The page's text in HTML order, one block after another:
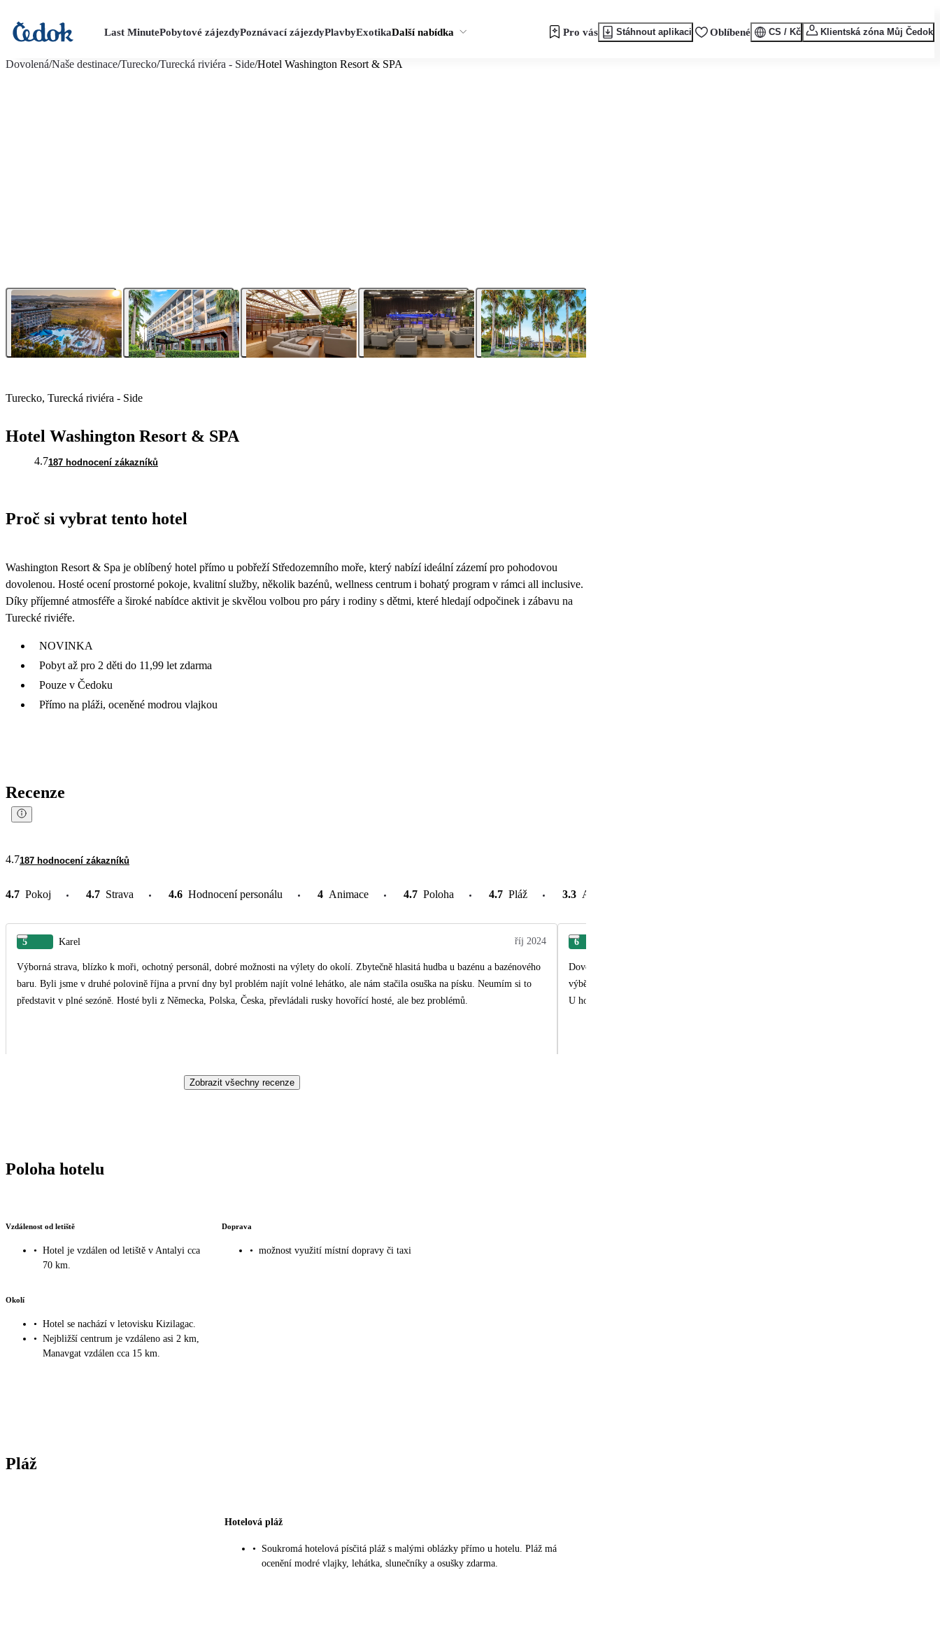
Last MinutePobytové zájezdyPoznávací zájezdyPlavbyExotikaDalší nabídka Pro vás Stáhnout aplikaci Oblíbené CS / Kč Klientská zóna Můj Čedok
Dovolená/Naše destinace/Turecko/Turecká riviéra - Side/Hotel Washington Resort & SPA
Turecko, Turecká riviéra - Side
Hotel Washington Resort & SPA
4.7187 hodnocení zákazníků
Proč si vybrat tento hotel
Washington Resort & Spa je oblíbený hotel přímo u pobřeží Středozemního moře, který nabízí ideální zázemí pro pohodovou
dovolenou. Hosté ocení prostorné pokoje, kvalitní služby, několik bazénů, wellness centrum i bohatý program v rámci all inclusive.
Díky příjemné atmosféře a široké nabídce aktivit je skvělou volbou pro páry i rodiny s dětmi, které hledají odpočinek i zábavu na
Turecké riviéře.
NOVINKA
Pobyt až pro 2 děti do 11,99 let zdarma
Pouze v Čedoku
Přímo na pláži, oceněné modrou vlajkou
Recenze
4.7187 hodnocení zákazníků
4.7 Pokoj 4.7 Strava 4.6 Hodnocení personálu 4 Animace 4.7 Poloha 4.7 Pláž 3.3 Atrakce v okolí
5 Karel říj 2024
Výborná strava, blízko k moři, ochotný personál, dobré možnosti na výlety do okolí. Zbytečně hlasitá hudba u bazénu a bazénového
baru. Byli jsme v druhé polovině října a první dny byl problém najít volné lehátko, ale nám stačila osuška na písku. Neumím si to
představit v plné sezóně. Hosté byli z Německa, Polska, Česka, převládali rusky hovořící hosté, ale bez problémů.
6
Dovolená v hotelu Washington byla krásná. Byly jsme ubytování v nové části hotelu.
výběr příloh, ovoce. Každý den ryba. Zákusky každý den přibylo něco nového. Pláž uklízely
U hotelu je tržnice, taxi, autobusová zastávka. Využili jsme MHD na návštěvu města Side.
Zobrazit všechny recenze
Poloha hotelu
Vzdálenost od letiště
• Hotel je vzdálen od letiště v Antalyi cca
70 km.
Doprava
• možnost využití místní dopravy či taxi
Okolí
• Hotel se nachází v letovisku Kizilagac.
• Nejbližší centrum je vzdáleno asi 2 km,
Manavgat vzdálen cca 15 km.
Pláž
Hotelová pláž
•
Soukromá hotelová písčitá pláž s malými oblázky přímo u hotelu. Pláž má
ocenění modré vlajky, lehátka, slunečníky a osušky zdarma.